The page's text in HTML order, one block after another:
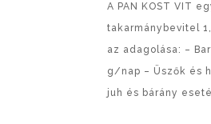
A PAN KOST VIT
takarmánybevitel
az adagolása: –
g/nap – Üszők és
juh és bárány